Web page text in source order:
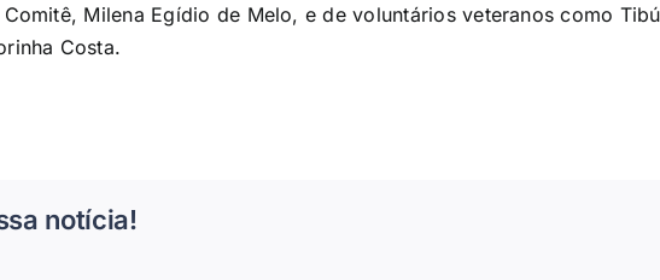
Milena Egídio de Melo, e de voluntários veteranos como
Costa.
notícia!